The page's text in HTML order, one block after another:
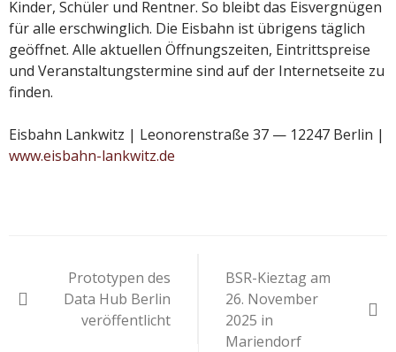
Kinder, Schüler und Rentner. So bleibt das Eisvergnügen
für alle erschwinglich. Die Eisbahn ist übrigens täglich
geöffnet. Alle aktuellen Öffnungszeiten, Eintrittspreise
und Veranstaltungstermine sind auf der Internetseite zu
finden.
Eisbahn Lankwitz | Leonorenstraße 37 — 12247 Berlin |
www.eisbahn-lankwitz.de
Prototypen des
Data Hub Berlin
veröffentlicht
BSR-Kieztag am
26. November
2025 in
Mariendorf